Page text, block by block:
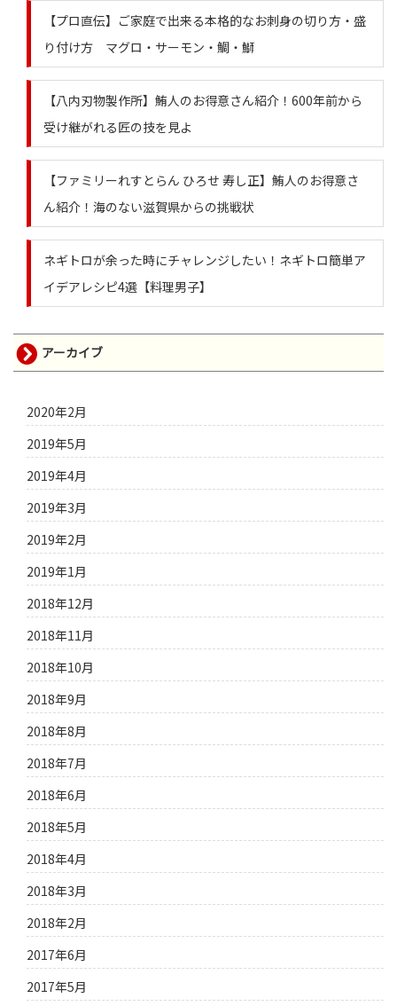
【プロ直伝】ご家庭で出来る本格的なお刺身の切り方・盛
り付け方 マグロ・サーモン・鯛・鰤
【八内刃物製作所】鮪人のお得意さん紹介！600年前から
受け継がれる匠の技を見よ
【ファミリーれすとらん ひろせ 寿し正】鮪人のお得意さ
ん紹介！海のない滋賀県からの挑戦状
ネギトロが余った時にチャレンジしたい！ネギトロ簡単ア
イデアレシピ4選【料理男子】
アーカイブ
2020年2月
2019年5月
2019年4月
2019年3月
2019年2月
2019年1月
2018年12月
2018年11月
2018年10月
2018年9月
2018年8月
2018年7月
2018年6月
2018年5月
2018年4月
2018年3月
2018年2月
2017年6月
2017年5月